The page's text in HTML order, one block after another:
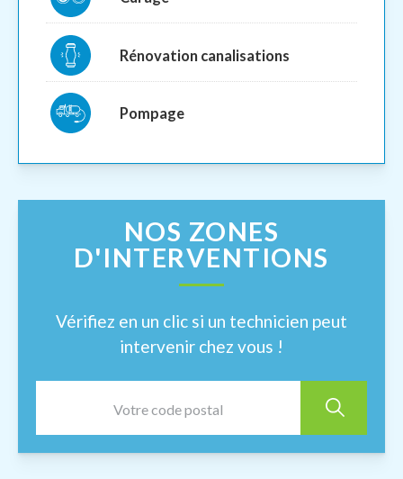
Rénovation canalisations
Pompage
NOS ZONES
D'INTERVENTIONS
Vérifiez en un clic si un technicien peut
intervenir chez vous !